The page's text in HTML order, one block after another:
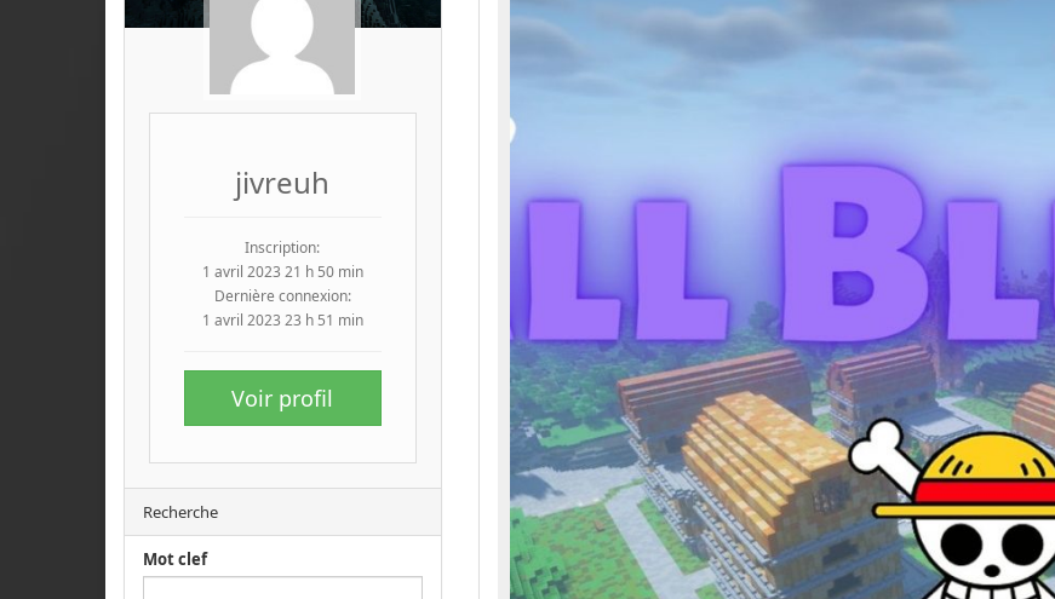
jivreuh
Inscription:
1 avril 2023 21 h 50 min
Dernière connexion:
1 avril 2023 23 h 51 min
Voir profil
Recherche
Mot clef